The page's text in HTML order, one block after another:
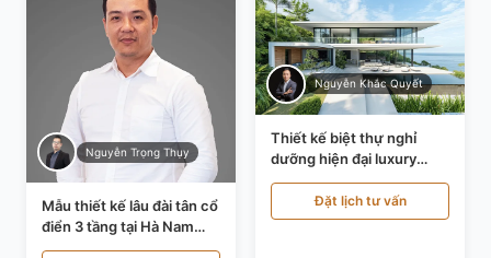
Nguyễn Trọng Thụy
Mẫu thiết kế lâu đài tân cổ
điển 3 tầng tại Hà Nam
KT24821
Nguyễn Khắc Quyết
Thiết kế biệt thự nghỉ
dưỡng hiện đại luxury
700m² tại Đà Nẵng
KT24616Đặt lịch tư vấn